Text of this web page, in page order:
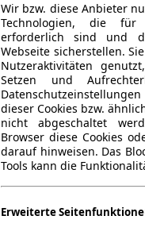
Wir bzw. diese Anbieter
Technologien, die für
erforderlich sind und
Webseite sicherstellen.
Nutzeraktivitäten
Setzen und
dieser Cookies bzw.
nicht abgeschaltet
Browser diese Cookies
darauf hinweisen. Das
Tools kann die
Erweiterte